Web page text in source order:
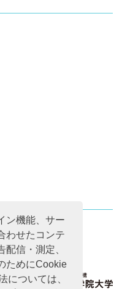
ン機能、サー
わせたコンテ
信・測定、
ためにCookie
については、